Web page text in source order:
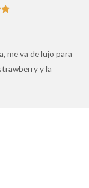
me va de lujo para
y la